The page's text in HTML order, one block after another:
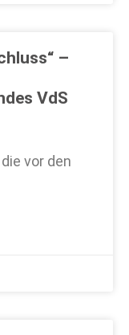
–
VdS
vor den